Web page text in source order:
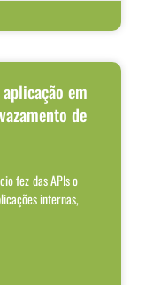
em
de
fez das APIs o
internas,